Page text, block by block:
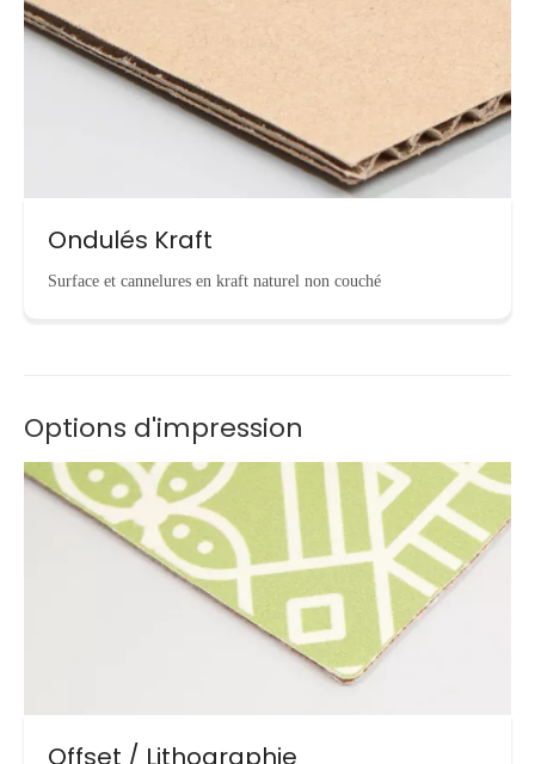
Ondulés Kraft
Surface et cannelures en kraft naturel non couché
Options d'impression
Offset / Lithographie